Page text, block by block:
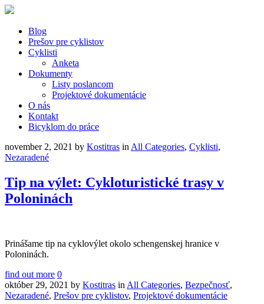
Blog
Prešov pre cyklistov
Cyklisti
Anketa
Dokumenty
Listy poslancom
Projektové dokumentácie
O nás
Kontakt
Bicyklom do práce
november 2, 2021 by Kostitras in All Categories, Cyklisti,
Nezaradené
Tip na výlet: Cykloturistické trasy v
Poloninách
Prinášame tip na cyklovýlet okolo schengenskej hranice v
Poloninách.
find out more 0
október 29, 2021 by Kostitras in All Categories, Bezpečnosť,
Nezaradené, Prešov pre cyklistov, Projektové dokumentácie